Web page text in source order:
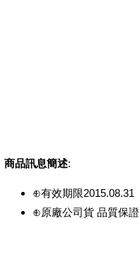
商品訊息簡述:
⊕有效期限2015.08.31
⊕原廠公司貨 品質保證